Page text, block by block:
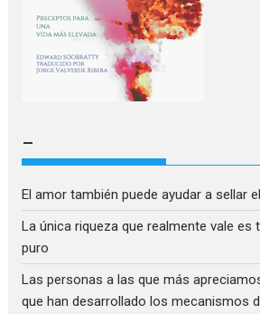
–
El amor también puede ayudar a sellar
La única riqueza que realmente vale es
puro
Las personas a las que más
que han desarrollado los mecanismos